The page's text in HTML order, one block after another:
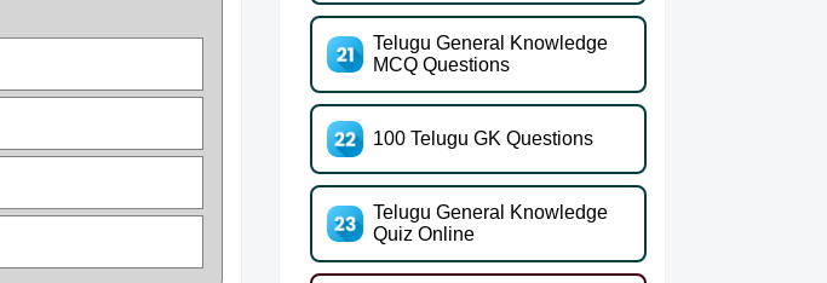
Telugu General Knowledge
MCQ Questions
100 Telugu GK Questions
Telugu General Knowledge
Quiz Online